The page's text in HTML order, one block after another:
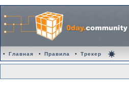
• Главная • Правила • Трекер